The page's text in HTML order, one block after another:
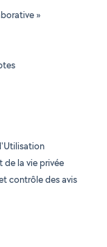
»
la vie privée
contrôle des avis